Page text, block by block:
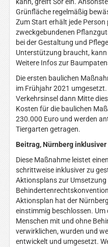
kann, greift Sör ein.
Grünfläche regelmäßig
Zum Start erhält jede Person
zweckgebundenen
bei der Gestaltung und
Unterstützung braucht,
Weitere Infos zur
Die ersten baulichen
im Frühjahr 2021
Verkehrsinsel dann Mitte
Kosten für die baulichen
230.000 Euro und werden
Tiergarten getragen.
Beitrag, Nürnberg
Diese Maßnahme leistet
schrittweise inklusiver zu
Aktionsplans zur Umsetzung
Aktionsplan hat der
einstimmig beschlossen. Um
Menschen mit und ohne
verwirklichen, wurden und
entwickelt und umgesetzt.